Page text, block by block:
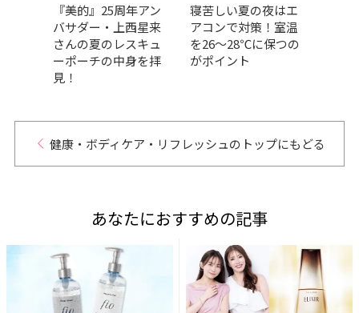
『美的』25周年アン
バサダー・上西星来
さんの夏のレスキュ
ーポーチの中身を拝
見！
寝苦しい夏の夜はエ
アコンで対策！室温
を26～28℃に保つの
がポイント
健康・ボディケア・リフレッシュのトップにもどる
あなたにおすすめの記事